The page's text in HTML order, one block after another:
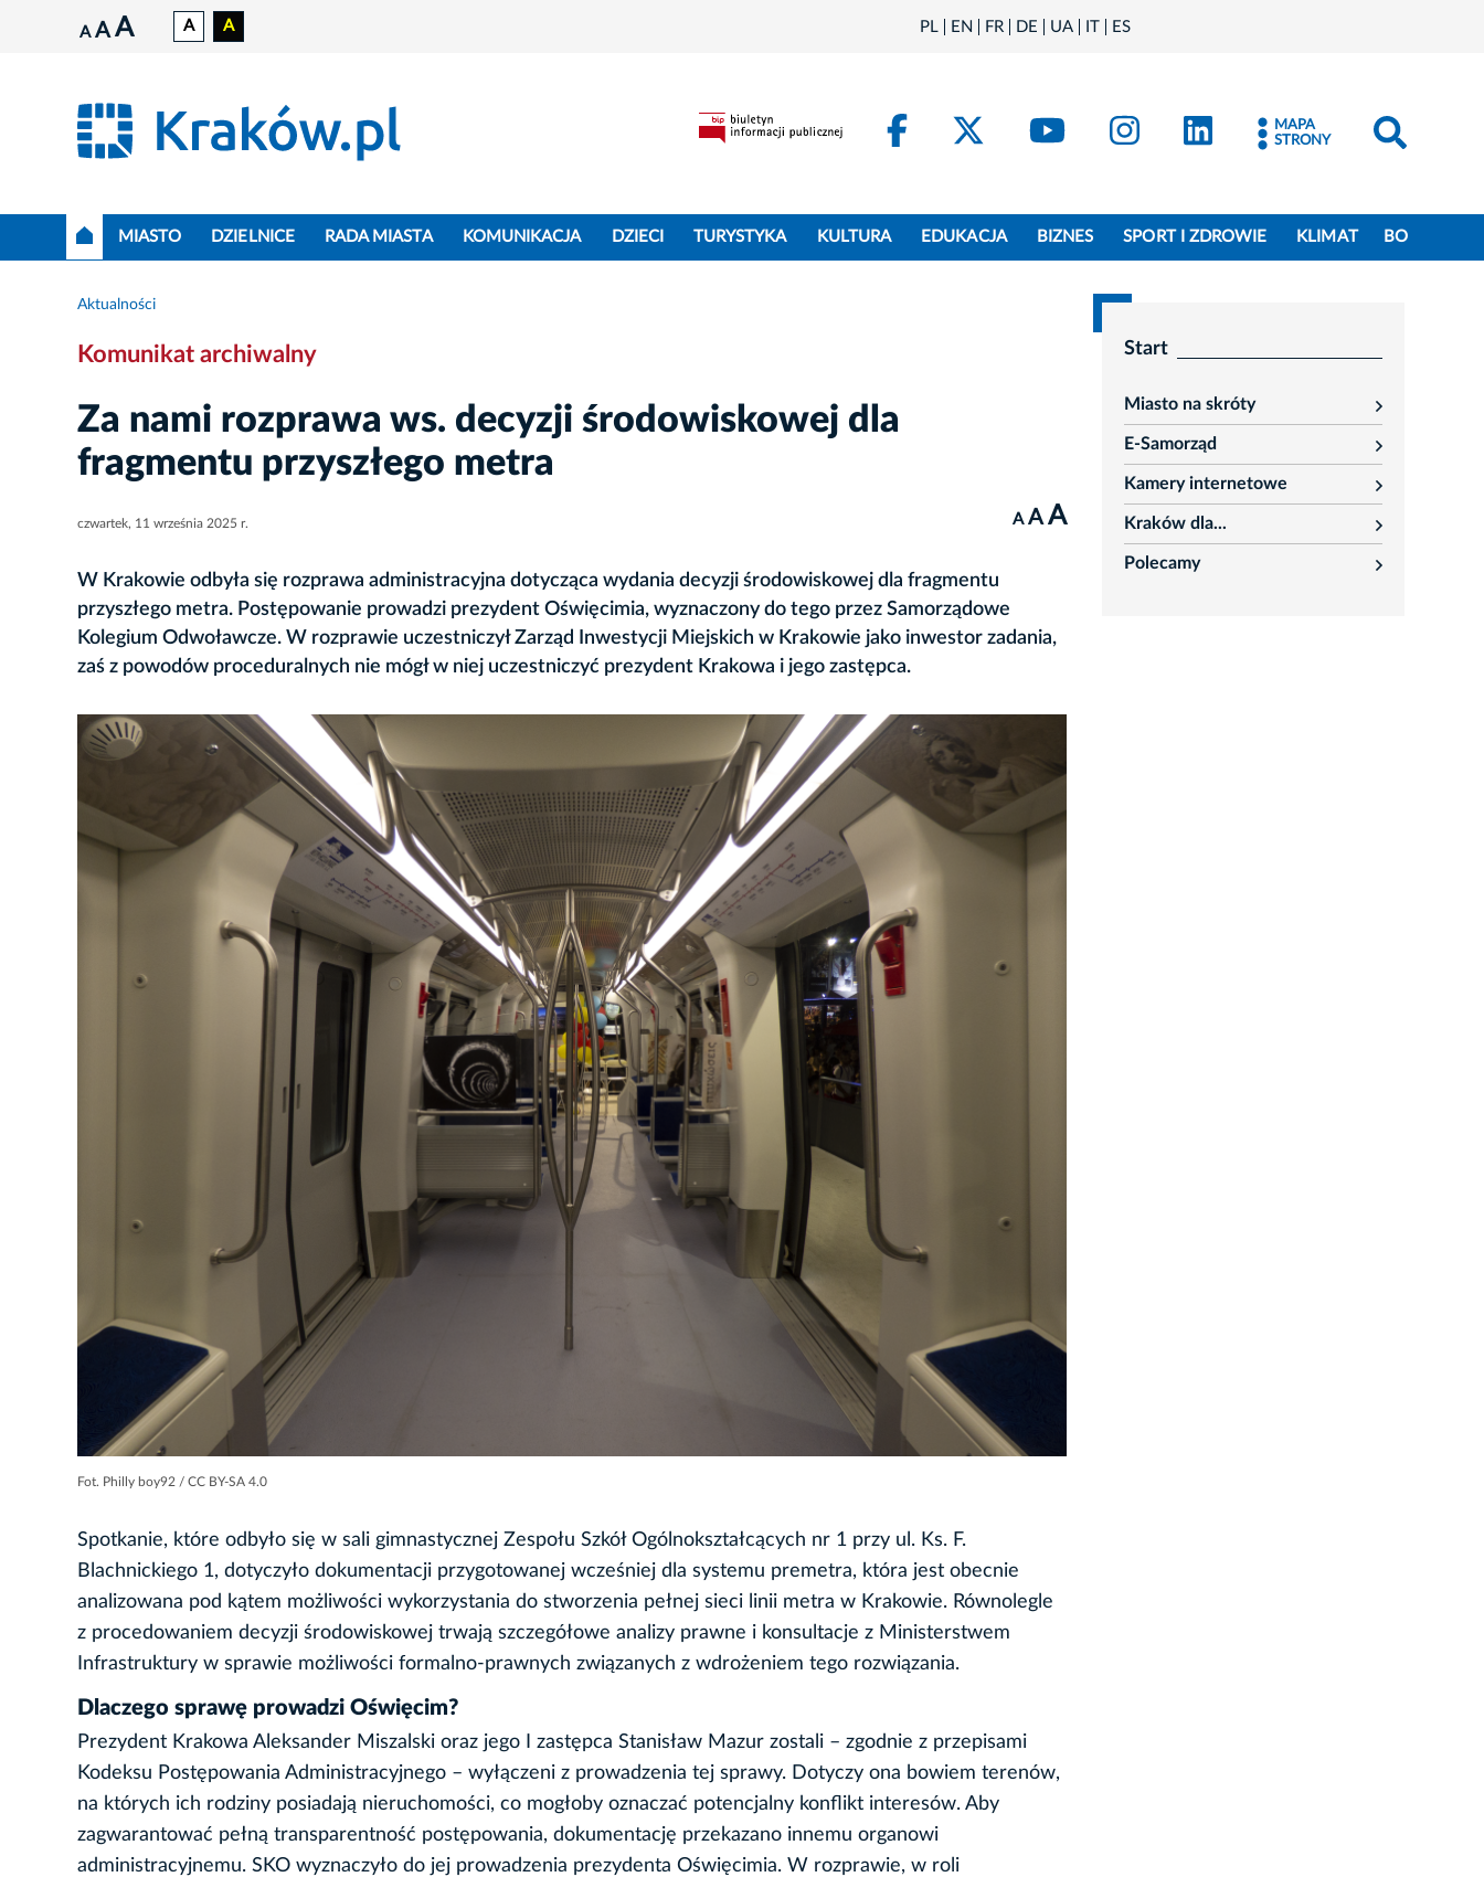
A A A A A PL EN FR DE UA IT ES
FacebookKraków - X
Kraków - YouTube
Kraków - Instagram
Kraków - LinkedIn
MAPA
STRONY
MIASTO DZIELNICE RADA MIASTA KOMUNIKACJA DZIECI TURYSTYKA KULTURA EDUKACJA BIZNES SPORT I ZDROWIE KLIMAT BO
Aktualności
Komunikat archiwalny
Za nami rozprawa ws. decyzji środowiskowej dla
fragmentu przyszłego metra
czwartek, 11 września 2025 r. A A A
W Krakowie odbyła się rozprawa administracyjna dotycząca wydania decyzji środowiskowej dla fragmentu
przyszłego metra. Postępowanie prowadzi prezydent Oświęcimia, wyznaczony do tego przez Samorządowe
Kolegium Odwoławcze. W rozprawie uczestniczył Zarząd Inwestycji Miejskich w Krakowie jako inwestor zadania,
zaś z powodów proceduralnych nie mógł w niej uczestniczyć prezydent Krakowa i jego zastępca.
Fot. Philly boy92 / CC BY-SA 4.0
Spotkanie, które odbyło się w sali gimnastycznej Zespołu Szkół Ogólnokształcących nr 1 przy ul. Ks. F.
Blachnickiego 1, dotyczyło dokumentacji przygotowanej wcześniej dla systemu premetra, która jest obecnie
analizowana pod kątem możliwości wykorzystania do stworzenia pełnej sieci linii metra w Krakowie. Równolegle
z procedowaniem decyzji środowiskowej trwają szczegółowe analizy prawne i konsultacje z Ministerstwem
Infrastruktury w sprawie możliwości formalno-prawnych związanych z wdrożeniem tego rozwiązania.
Dlaczego sprawę prowadzi Oświęcim?
Prezydent Krakowa Aleksander Miszalski oraz jego I zastępca Stanisław Mazur zostali – zgodnie z przepisami
Kodeksu Postępowania Administracyjnego – wyłączeni z prowadzenia tej sprawy. Dotyczy ona bowiem terenów,
na których ich rodziny posiadają nieruchomości, co mogłoby oznaczać potencjalny konflikt interesów. Aby
zagwarantować pełną transparentność postępowania, dokumentację przekazano innemu organowi
administracyjnemu. SKO wyznaczyło do jej prowadzenia prezydenta Oświęcimia. W rozprawie, w roli
Start
Miasto na skróty
rozwiń
E-Samorząd
rozwiń
Kamery internetowe
rozwiń
Kraków dla...
rozwiń
Polecamy
rozwiń